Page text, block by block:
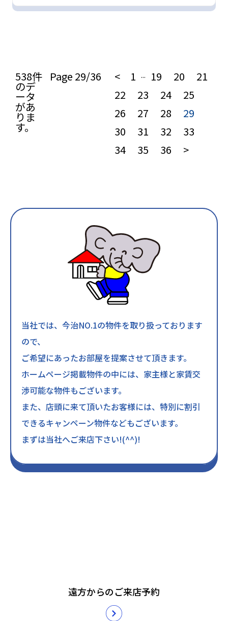
538件
のデ
ータ
があ
りま
す。
Page 29/36 < 1 ... 19 20
21
22
23 24
25
26
27 28
29
30
31 32
33
34
35 36 >
当社では、今治NO.1の物件を取り扱っております
ので、
ご希望にあったお部屋を提案させて頂きます。
ホームページ掲載物件の中には、家主様と家賃交
渉可能な物件もございます。
また、店頭に来て頂いたお客様には、特別に割引
できるキャンペーン物件などもございます。
まずは当社へご来店下さい!(^^)!
遠方からのご来店予約